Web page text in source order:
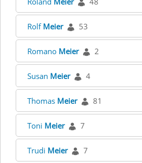
Rolf Meier 53
Romano Meier 2
Susan Meier 4
Thomas Meier 81
Toni Meier 7
Trudi Meier 7